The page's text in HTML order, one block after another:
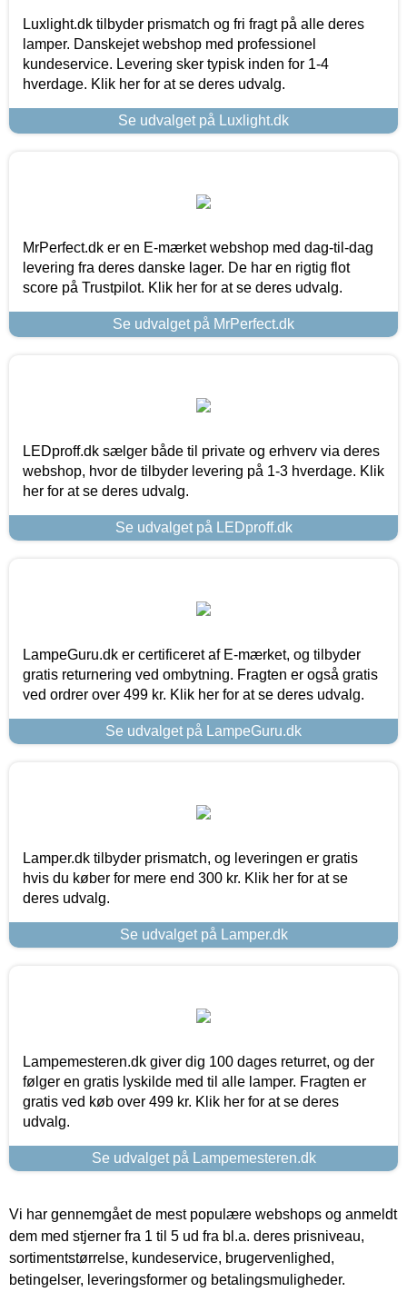
Luxlight.dk tilbyder prismatch og fri fragt på alle deres
lamper. Danskejet webshop med professionel
kundeservice. Levering sker typisk inden for 1-4
hverdage. Klik her for at se deres udvalg.
Se udvalget på Luxlight.dk
MrPerfect.dk er en E-mærket webshop med dag-til-dag
levering fra deres danske lager. De har en rigtig flot
score på Trustpilot. Klik her for at se deres udvalg.
Se udvalget på MrPerfect.dk
LEDproff.dk sælger både til private og erhverv via deres
webshop, hvor de tilbyder levering på 1-3 hverdage. Klik
her for at se deres udvalg.
Se udvalget på LEDproff.dk
LampeGuru.dk er certificeret af E-mærket, og tilbyder
gratis returnering ved ombytning. Fragten er også gratis
ved ordrer over 499 kr. Klik her for at se deres udvalg.
Se udvalget på LampeGuru.dk
Lamper.dk tilbyder prismatch, og leveringen er gratis
hvis du køber for mere end 300 kr. Klik her for at se
deres udvalg.
Se udvalget på Lamper.dk
Lampemesteren.dk giver dig 100 dages returret, og der
følger en gratis lyskilde med til alle lamper. Fragten er
gratis ved køb over 499 kr. Klik her for at se deres
udvalg.
Se udvalget på Lampemesteren.dk
Vi har gennemgået de mest populære webshops og anmeldt
dem med stjerner fra 1 til 5 ud fra bl.a. deres prisniveau,
sortimentstørrelse, kundeservice, brugervenlighed,
betingelser, leveringsformer og betalingsmuligheder.